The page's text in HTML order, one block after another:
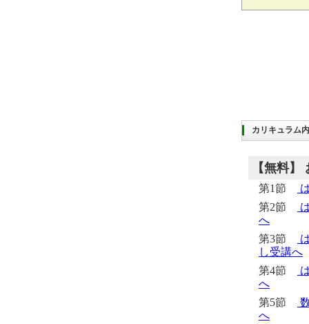
カリキュラム
【無料】
第1節
第2節
へ
第3節
し受講へ
第4節
へ
第5節
へ